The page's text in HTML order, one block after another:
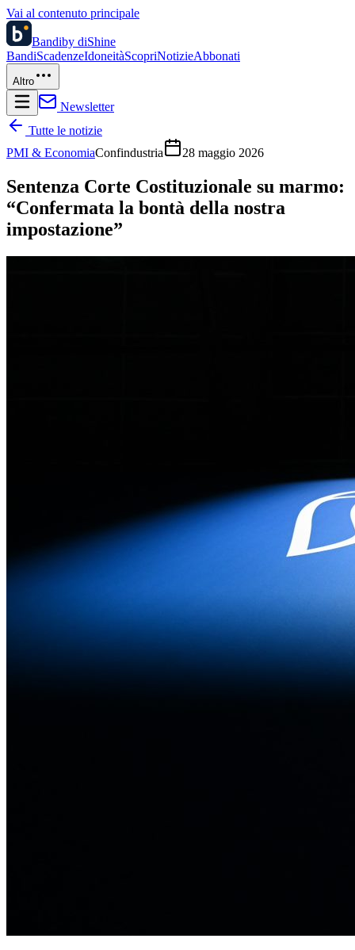
Vai al contenuto principale
Bandiby diShine
BandiScadenzeIdoneitàScopriNotizieAbbonati
Altro
Newsletter
Tutte le notizie
PMI & EconomiaConfindustria 28 maggio 2026
Sentenza Corte Costituzionale su marmo:
“Confermata la bontà della nostra
impostazione”